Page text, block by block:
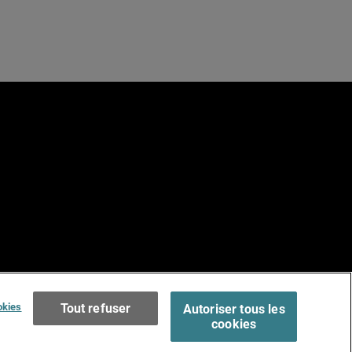
of Use >Tout refuser
Autoriser tous les
cookies